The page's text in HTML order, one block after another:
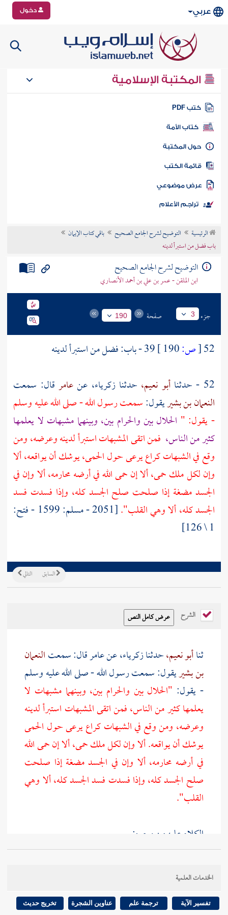
عربي دخول
المكتبة الإسلامية
كتب PDF
كتاب الأمة
المكتبة
الكتب
موضوعي
تراجم الأعلام
الرئيسية التوضيح لشرح الجامع الصحيح
باقي كتاب الإيمان
باب فضل من استبرأ لدينه
التوضيح لشرح الجامع الصحيح
ابن الملقن - عمر بن علي بن أحمد الأنصاري
جزء 3 صفحة 190
52
[ص:
39 - باب: فضل من استبرأ لدينه
52 - حدثنا
أبو نعيم، حدثنازكرياء، عنعامر قال: سمعت
النعمان بن بشيريقول:سمعت رسول الله - صلى الله عليه وسلم
- يقول: " الحلال بين والحرام بين، وبينهما مشبهات لا يعلمها
كثير من الناس، فمن اتقى المشبهات استبرأ لدينه وعرضه، ومن
وقع في الشبهات كراع يرعى حول الحمى، يوشك أن يواقعه، ألا
وإن لكل ملك حمى، ألا إن حمى الله في أرضه محارمه، ألا وإن في
الجسد مضغة إذا صلحت صلح الجسد كله، وإذا فسدت فسد
الجسد كله، ألا وهي القلب".
[2051 - مسلم: 1599 - فتح:
1 \ 126]
التالي السابق
الشرح
ثناأبو نعيم،حدثنازكرياء،عنعامرقال: سمعتالنعمان
بن بشيريقول: سمعت رسول الله - صلى الله عليه وسلم
- يقول: "الحلال بين والحرام بين، وبينهما مشبهات لا
يعلمها كثير من الناس، فمن اتقى المشبهات استبرأ لدينه
وعرضه، ومن وقع في الشبهات كراع يرعى حول الحمى
يوشك أن يواقعه. ألا وإن لكل ملك حمى، ألا إن حمى الله
في أرضه محارمه، ألا وإن في الجسد مضغة إذا صلحت
صلح الجسد كله، وإذا فسدت فسد الجسد كله، ألا وهي
القلب".
الكلام عليه من وجوه:
أحدها:
هذا الحديث أخرجهالبخاريأيضا في البيوع عنعلي
الخدمات العلمية
تفسير الآية ترجمة علم عناوين الشجرة تخريج حديث